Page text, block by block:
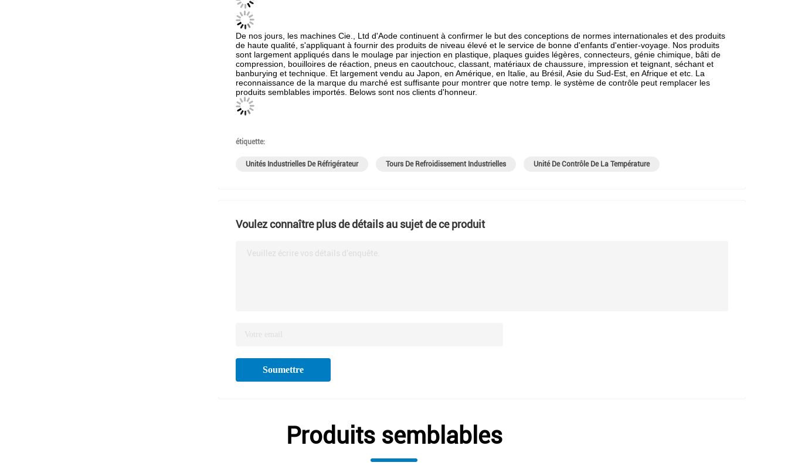
De nos jours, les machines Cie., Ltd d'Aode continuent à confirmer le but des conceptions de normes internationales et des produits
de haute qualité, s'appliquant à fournir des produits de niveau élevé et le service de bonne d'enfants d'entier-voyage. Nos produits
sont largement appliqués dans le moulage par injection en plastique, plaques guides légères, connecteurs, génie chimique, bâti de
compression, bouilloires de réaction, pneus en caoutchouc, classant, matériaux de chaussure, impression et teignant, séchant et
banburying et technique. Et largement vendu au Japon, en Amérique, en Italie, au Brésil, Asie du Sud-Est, en Afrique et etc. La
reconnaissance de la marque du marché est suffisante pour montrer que notre temp. le système de contrôle peut remplacer les
produits semblables importés. Belows sont nos clients d'honneur.
étiquette:
Unités Industrielles De Réfrigérateur Tours De Refroidissement Industrielles Unité De Contrôle De La Température
Voulez connaître plus de détails au sujet de ce produit
Veuillez écrire vos détails d'enquête.
Soumettre
Produits semblables